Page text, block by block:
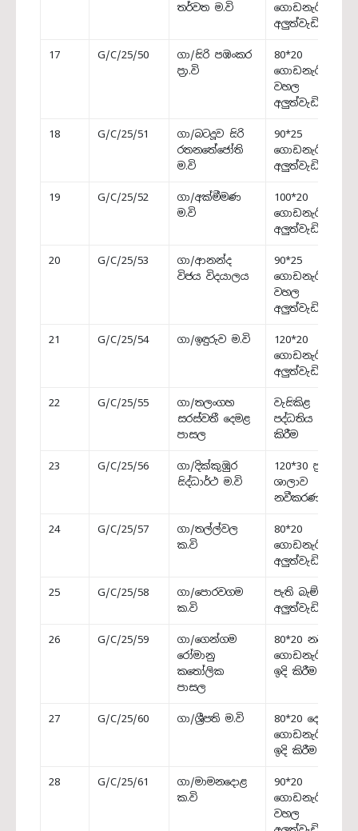
තර්වත ම.වි
ගොඩනැගිල්ල
අලුත්වැඩියාව
17 G/C/25/50
ගා/සිරි පඹංකර
ප්‍රා.වි
80*20
ගොඩනැගිල්ලේ
වහල
අලුත්වැඩියාව
18 G/C/25/51
ගා/බටදූව සිරි
රතනතේජෝති
ම.වි
90*25
ගොඩනැගිල්ල
අලුත්වැඩියාව
19 G/C/25/52
ගා/අක්මීමණ
ම.වි
100*20
ගොඩනැගිල්ල
අලුත්වැඩියාව
20 G/C/25/53
ගා/ආනන්ද
විජය විදයාලය
90*25
ගොඩනැගිල්ලේ
වහල
අලුත්වැඩියාව
21 G/C/25/54 ගා/ඉඳුරුව ම.වි
120*20
ගොඩනැගිල්ල
අලුත්වැඩියාව
22 G/C/25/55
ගා/තලංගහ
සරස්වතී දෙමළ
පාසල
වැසිකිළ
පද්ධතිය ඉදි
කිරීම
23 G/C/25/56
ගා/දික්කුඹුර
සිද්ධාර්ථ ම.වි
120*30 ප්‍රධාන
ශාලාව
නවීකරණය
24 G/C/25/57
ගා/තල්ල්වල
ක.වි
80*20
ගොඩනැගිල්ල
අලුත්වැඩියාව
25 G/C/25/58
ගා/පොරවගම
ක.වි
පැති බැම්ම
අලුත්වැඩියාව
26 G/C/25/59
ගා/ගෙන්ගම
රෝමානු
කතෝලික
පාසල
80*20 නව
ගොඩනැගිල්ල
ඉදි කිරීම
27 G/C/25/60 ගා/ශ්‍රීපති ම.වි
80*20 දෙමහල්
ගොඩනැගිල්ල
ඉදි කිරීම
28 G/C/25/61
ගා/මාමනදොළ
ක.වි
90*20
ගොඩනැගිල්ලේ
වහල